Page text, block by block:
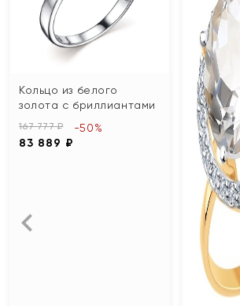
Кольцо из белого
золота с бриллиантами
167 777 ₽
83 889 ₽
-50%